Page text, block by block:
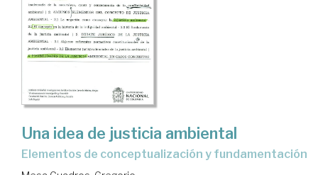
Una idea de justicia ambiental
elementos de conceptualización y fundamentación